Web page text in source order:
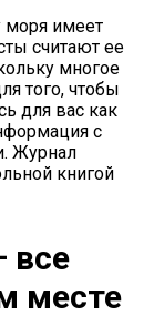
моря имеет
считают ее
многое
того, чтобы
для вас как
с
Журнал
книгой
все
месте